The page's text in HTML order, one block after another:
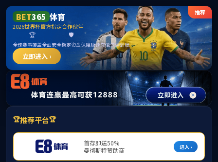
******
beats365(中国区)-唯一官方网站
请输入验证码下载附件